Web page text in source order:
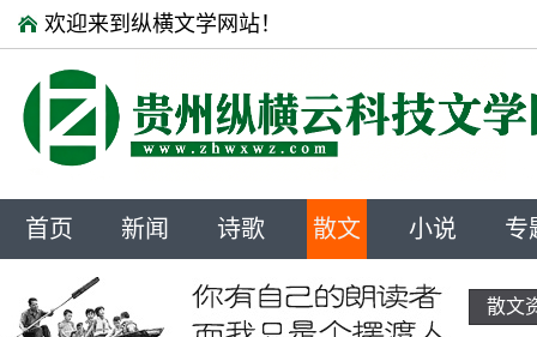
欢迎来到纵横文学网站！
首页 新闻 诗歌 散文 小说 专
散文